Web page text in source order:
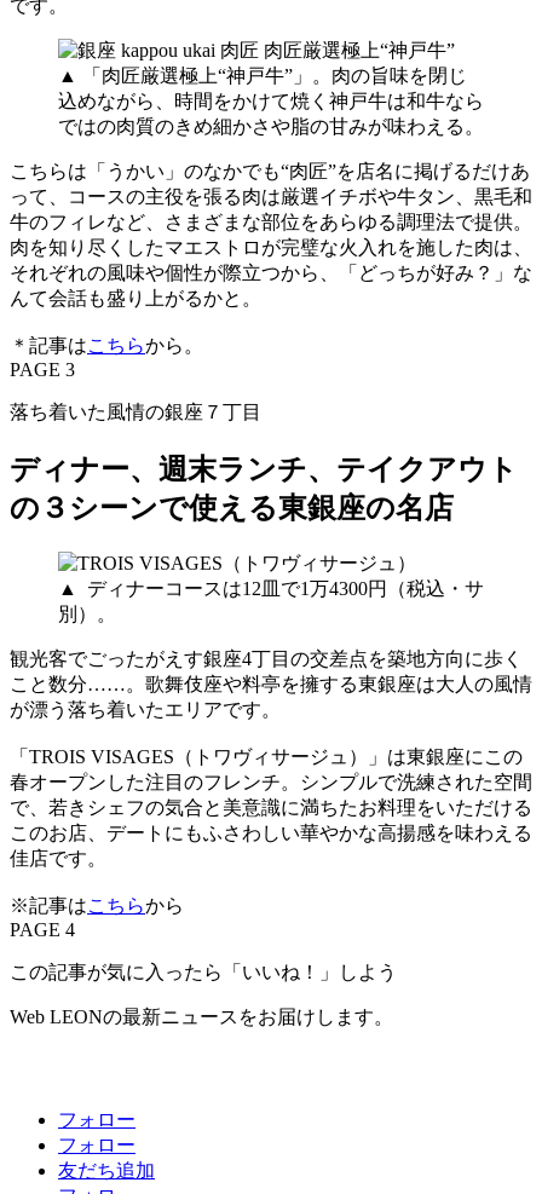
です。
▲ 「肉匠厳選極上“神戸牛”」。肉の旨味を閉じ
込めながら、時間をかけて焼く神戸牛は和牛なら
ではの肉質のきめ細かさや脂の甘みが味わえる。
こちらは「うかい」のなかでも“肉匠”を店名に掲げるだけあ
って、コースの主役を張る肉は厳選イチボや牛タン、黒毛和
牛のフィレなど、さまざまな部位をあらゆる調理法で提供。
肉を知り尽くしたマエストロが完璧な火入れを施した肉は、
それぞれの風味や個性が際立つから、「どっちが好み？」な
んて会話も盛り上がるかと。
＊記事はこちらから。
PAGE 3
落ち着いた風情の銀座７丁目
ディナー、週末ランチ、テイクアウト
の３シーンで使える東銀座の名店
▲ ディナーコースは12皿で1万4300円（税込・サ
別）。
観光客でごったがえす銀座4丁目の交差点を築地方向に歩く
こと数分……。歌舞伎座や料亭を擁する東銀座は大人の風情
が漂う落ち着いたエリアです。
「TROIS VISAGES（トワヴィサージュ）」は東銀座にこの
春オープンした注目のフレンチ。シンプルで洗練された空間
で、若きシェフの気合と美意識に満ちたお料理をいただける
このお店、デートにもふさわしい華やかな高揚感を味わえる
佳店です。
※記事はこちらから
PAGE 4
この記事が気に入ったら「いいね！」しよう
Web LEONの最新ニュースをお届けします。
フォロー
フォロー
友だち追加